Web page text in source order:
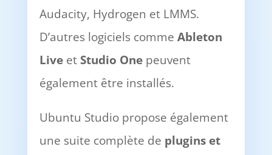
Audacity, Hydrogen et LMMS.
D’autres logiciels comme Ableton
Liveet Studio Onepeuvent
également être installés.
Ubuntu Studio propose également
une suite complète de plugins et